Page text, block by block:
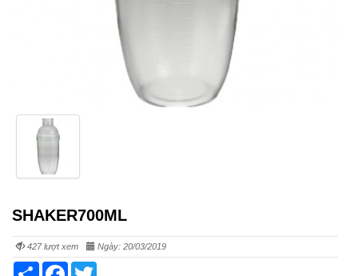
SHAKER700ML
427 lượt xem Ngày: 20/03/2019
Share Facebook